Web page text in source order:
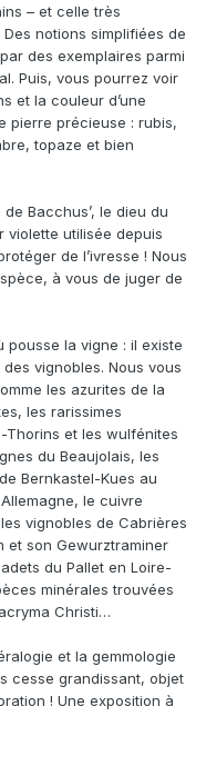
– et celle très
notions simplifiées de
des exemplaires parmi
Puis, vous pourrez voir
et la couleur d’une
pierre précieuse : rubis,
topaze et bien
Bacchus’, le dieu du
violette utilisée depuis
de l’ivresse ! Nous
à vous de juger de
pousse la vigne : il existe
vignobles. Nous vous
les azurites de la
les rarissimes
Thorins et les wulfénites
du Beaujolais, les
Bernkastel-Kues au
le cuivre
vignobles de Cabrières
et son Gewurztraminer
du Pallet en Loire-
minérales trouvées
Christi…
et la gemmologie
cesse grandissant, objet
! Une exposition à